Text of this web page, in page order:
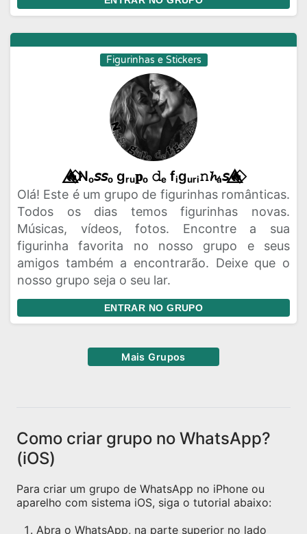
Figurinhas e Stickers
🔥⃟⃤Nₒ𝘴𝘴ₒ gᵣᵤ𝐩ₒ 𝚍ₑ fᵢgᵤᵣᵢ𝚗𝓱ₐ𝘴🔥⃟⃤
Olá! Este é um grupo de figurinhas românticas.
Todos os dias temos figurinhas novas.
Músicas, vídeos, fotos. Encontre a sua
figurinha favorita no nosso grupo e seus
amigos também a encontrarão. Deixe que o
nosso grupo seja o seu lar.
ENTRAR NO GRUPO
Mais Grupos
Como criar grupo no WhatsApp?
(iOS)
Para criar um grupo de WhatsApp no iPhone ou
aparelho com sistema iOS, siga o tutorial abaixo:
Abra o WhatsApp, na parte superior no lado